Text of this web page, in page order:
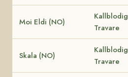
Moi Eldi (NO)
Kallblodig
Travare
Skala (NO)
Kallblodig
Travare